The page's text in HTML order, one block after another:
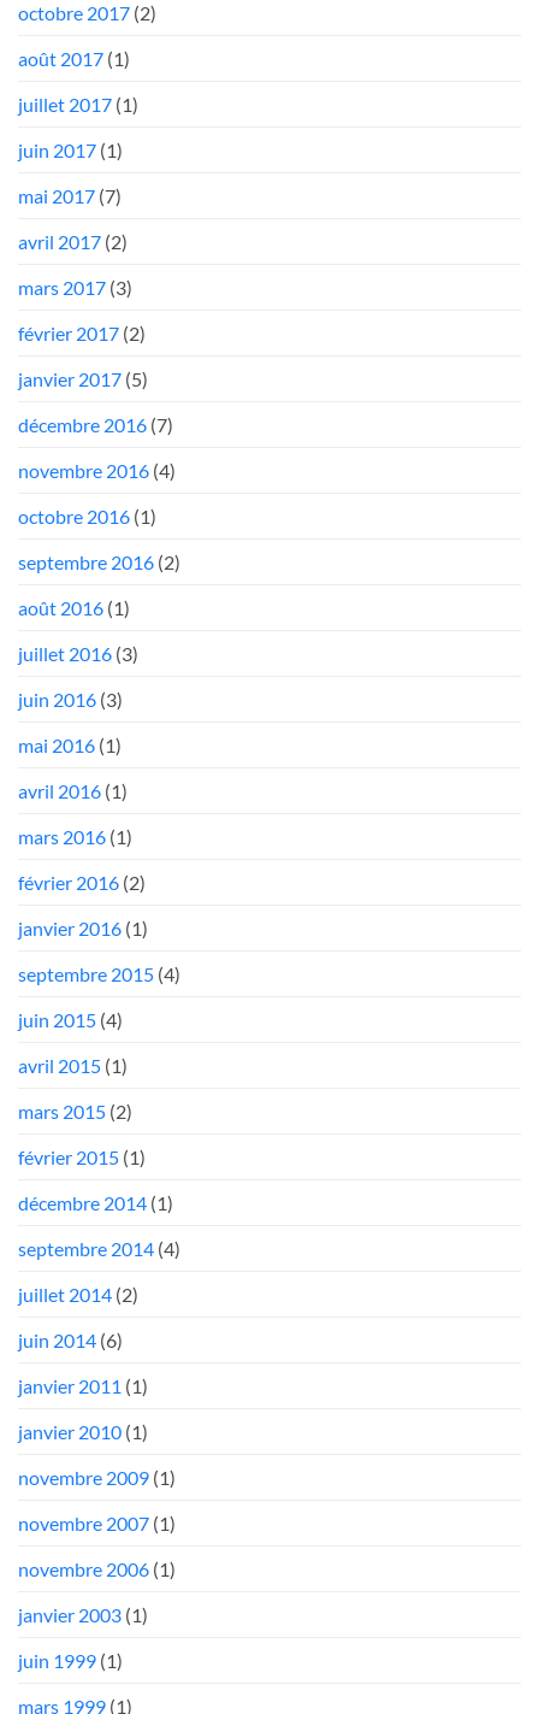
octobre 2017 (2)
août 2017 (1)
juillet 2017 (1)
juin 2017 (1)
mai 2017 (7)
avril 2017 (2)
mars 2017 (3)
février 2017 (2)
janvier 2017 (5)
décembre 2016 (7)
novembre 2016 (4)
octobre 2016 (1)
septembre 2016 (2)
août 2016 (1)
juillet 2016 (3)
juin 2016 (3)
mai 2016 (1)
avril 2016 (1)
mars 2016 (1)
février 2016 (2)
janvier 2016 (1)
septembre 2015 (4)
juin 2015 (4)
avril 2015 (1)
mars 2015 (2)
février 2015 (1)
décembre 2014 (1)
septembre 2014 (4)
juillet 2014 (2)
juin 2014 (6)
janvier 2011 (1)
janvier 2010 (1)
novembre 2009 (1)
novembre 2007 (1)
novembre 2006 (1)
janvier 2003 (1)
juin 1999 (1)
mars 1999 (1)